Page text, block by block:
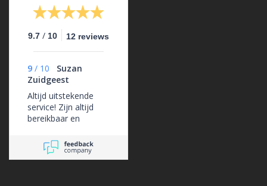
9.7 / 10 12 reviews
9 / 10
Suzan
Zuidgeest
Altijd uitstekende
service! Zijn altijd
bereikbaar en
erg goed.